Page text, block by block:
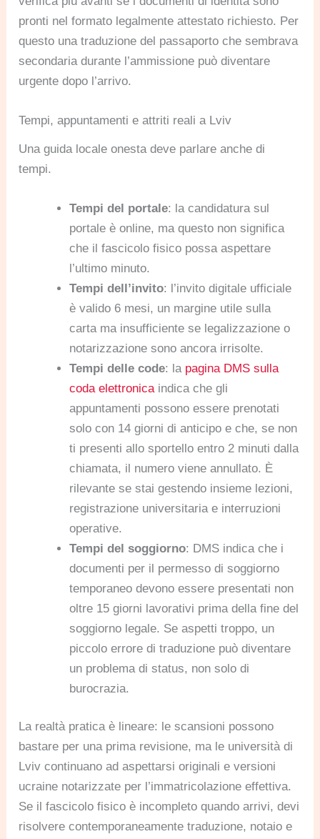
pronti nel formato legalmente attestato richiesto. Per
questo una traduzione del passaporto che sembrava
secondaria durante l’ammissione può diventare
urgente dopo l’arrivo.
Tempi, appuntamenti e attriti reali a Lviv
Una guida locale onesta deve parlare anche di
tempi.
Tempi del portale: la candidatura sul
portale è online, ma questo non significa
che il fascicolo fisico possa aspettare
l’ultimo minuto.
Tempi dell’invito: l’invito digitale ufficiale
è valido 6 mesi, un margine utile sulla
carta ma insufficiente se legalizzazione o
notarizzazione sono ancora irrisolte.
Tempi delle code: la pagina DMS sulla
coda elettronicaindica che gli
appuntamenti possono essere prenotati
solo con 14 giorni di anticipo e che, se non
ti presenti allo sportello entro 2 minuti dalla
chiamata, il numero viene annullato. È
rilevante se stai gestendo insieme lezioni,
registrazione universitaria e interruzioni
operative.
Tempi del soggiorno: DMS indica che i
documenti per il permesso di soggiorno
temporaneo devono essere presentati non
oltre 15 giorni lavorativi prima della fine del
soggiorno legale. Se aspetti troppo, un
piccolo errore di traduzione può diventare
un problema di status, non solo di
burocrazia.
La realtà pratica è lineare: le scansioni possono
bastare per una prima revisione, ma le università di
Lviv continuano ad aspettarsi originali e versioni
ucraine notarizzate per l’immatricolazione effettiva.
Se il fascicolo fisico è incompleto quando arrivi, devi
risolvere contemporaneamente traduzione, notaio e